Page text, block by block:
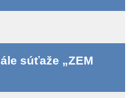
súťaže „ZEM